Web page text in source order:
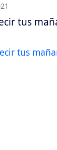
tus